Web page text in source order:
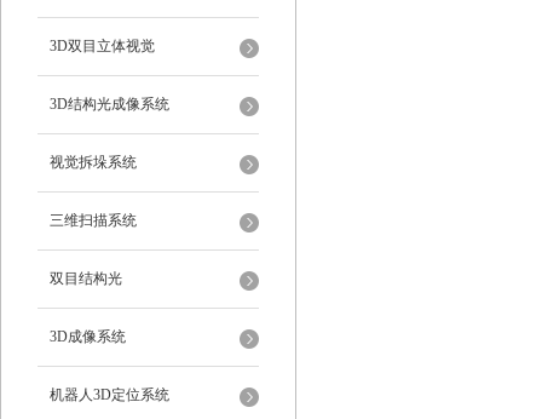
3D双目立体视觉
3D结构光成像系统
视觉拆垛系统
三维扫描系统
双目结构光
3D成像系统
机器人3D定位系统